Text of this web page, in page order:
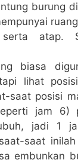
burung
atap.
biasa
lihat
saat posisi
jam 6)
jadi 1
saat
embunkan